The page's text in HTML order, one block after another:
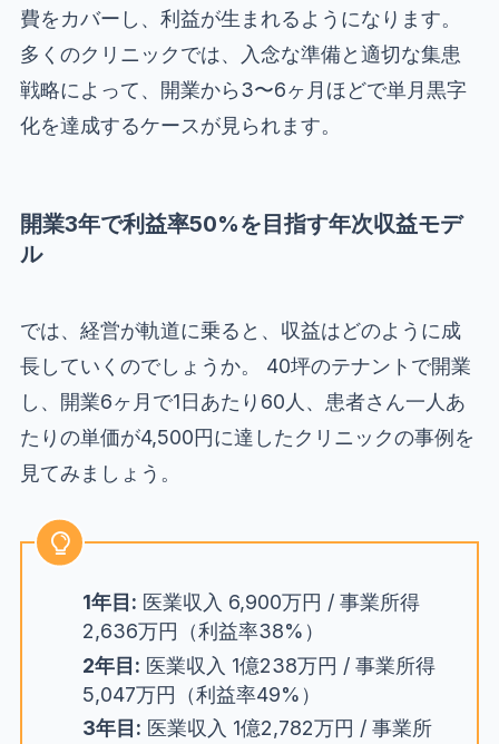
費をカバーし、利益が生まれるようになります。
多くのクリニックでは、入念な準備と適切な集患
戦略によって、開業から3〜6ヶ月ほどで単月黒字
化を達成するケースが見られます。
開業3年で利益率50%を目指す年次収益モデ
ル
では、経営が軌道に乗ると、収益はどのように成
長していくのでしょうか。 40坪のテナントで開業
し、開業6ヶ月で1日あたり60人、患者さん一人あ
たりの単価が4,500円に達したクリニックの事例を
見てみましょう。
1年目: 医業収入 6,900万円 / 事業所得
2,636万円（利益率38%）
2年目: 医業収入 1億238万円 / 事業所得
5,047万円（利益率49%）
3年目: 医業収入 1億2,782万円 / 事業所